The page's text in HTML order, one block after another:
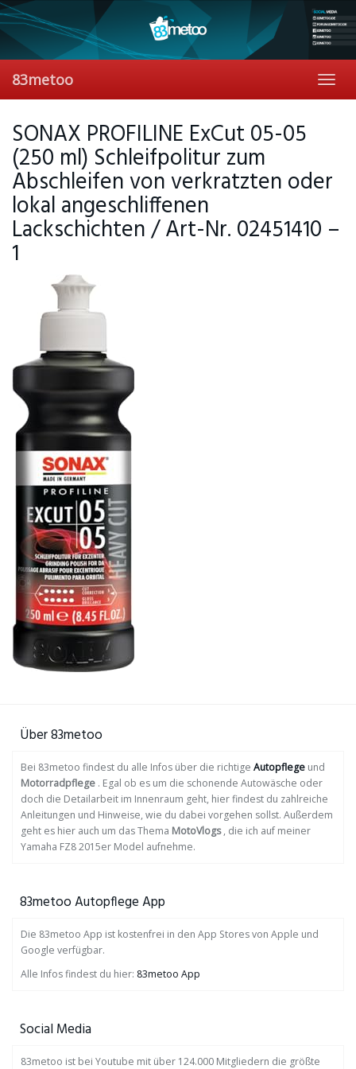
Skip
to
content
83metoo
SONAX PROFILINE ExCut 05-05
(250 ml) Schleifpolitur zum
Abschleifen von verkratzten oder
lokal angeschliffenen
Lackschichten / Art-Nr. 02451410 –
1
Über 83metoo
Bei 83metoo findest du alle Infos über die richtige Autopflege und
Motorradpflege . Egal ob es um die schonende Autowäsche oder
doch die Detailarbeit im Innenraum geht, hier findest du zahlreiche
Anleitungen und Hinweise, wie du dabei vorgehen sollst. Außerdem
geht es hier auch um das Thema MotoVlogs, die ich auf meiner
Yamaha FZ8 2015er Model aufnehme.
83metoo Autopflege App
Die 83metoo App ist kostenfrei in den App Stores von Apple und
Google verfügbar.
Alle Infos findest du hier: 83metoo App
Social Media
83metoo ist bei Youtube mit über 124.000 Mitgliedern die größte